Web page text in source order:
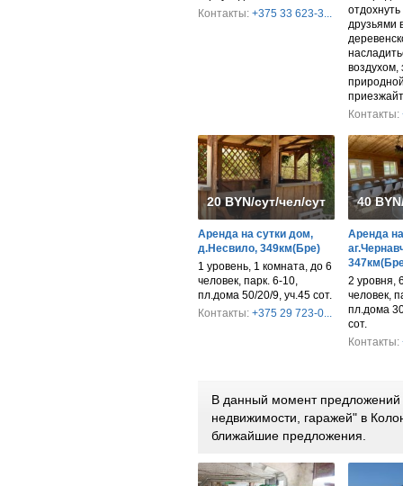
Контакты: +375 33 623-3...
друзьями
воздухом,
Контакты:
20 BYN/сут/чел/сут/дом
Аренда на сутки дом,
д.Несвило, 349км(Бре)
1 уровень, 1 комната, до 6
человек, парк. 6-10,
пл.дома 50/20/9, уч.45 сот.
Контакты: +375 29 723-0...
40
Аренда
2 уровня,
человек,
пл.дома
сот.
Контакты:
В данный момент
недвижимости, гаражей" в
ближайшие предложения.